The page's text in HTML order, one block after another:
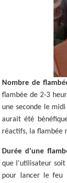
Nombre de
flambée de 2-3
une seconde le
aurait été
réactifs, la flambée
Durée d'une
que l'utilisateur soit
pour lancer le feu